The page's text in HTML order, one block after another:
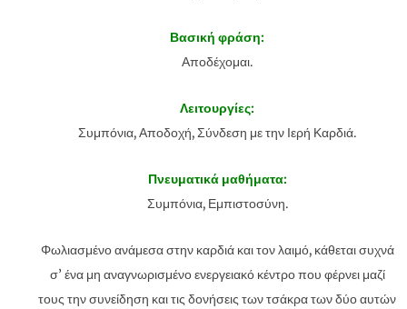
Βασική φράση:
Αποδέχομαι.
Λειτουργίες:
Συμπόνια, Αποδοχή, Σύνδεση με την Ιερή Καρδιά.
Πνευματικά μαθήματα:
Συμπόνια, Εμπιστοσύνη.
Φωλιασμένο ανάμεσα στην καρδιά και τον λαιμό, κάθεται συχνά
σ’ ένα μη αναγνωρισμένο ενεργειακό κέντρο που φέρνει μαζί
τους την συνείδηση και τις δονήσεις των τσάκρα των δύο αυτών